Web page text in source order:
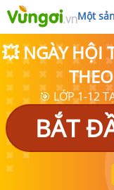
Một
💥 NGÀY HỘI
🎯 LỚP 1-12
BẮT